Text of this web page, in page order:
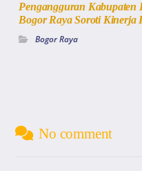
Pengangguran Kabupaten
Bogor Raya Soroti Kinerja
Bogor Raya
No comment